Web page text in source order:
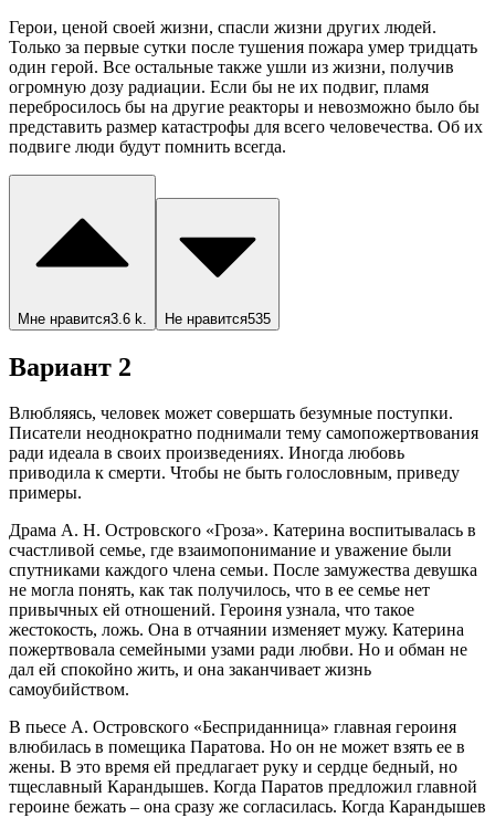
Герои, ценой своей жизни, спасли жизни других людей.
Только за первые сутки после тушения пожара умер тридцать
один герой. Все остальные также ушли из жизни, получив
огромную дозу радиации. Если бы не их подвиг, пламя
перебросилось бы на другие реакторы и невозможно было бы
представить размер катастрофы для всего человечества. Об их
подвиге люди будут помнить всегда.
Мне нравится3.6 k. Не нравится535
Вариант 2
Влюбляясь, человек может совершать безумные поступки.
Писатели неоднократно поднимали тему самопожертвования
ради идеала в своих произведениях. Иногда любовь
приводила к смерти. Чтобы не быть голословным, приведу
примеры.
Драма А. Н. Островского «Гроза». Катерина воспитывалась в
счастливой семье, где взаимопонимание и уважение были
спутниками каждого члена семьи. После замужества девушка
не могла понять, как так получилось, что в ее семье нет
привычных ей отношений. Героиня узнала, что такое
жестокость, ложь. Она в отчаянии изменяет мужу. Катерина
пожертвовала семейными узами ради любви. Но и обман не
дал ей спокойно жить, и она заканчивает жизнь
самоубийством.
В пьесе А. Островского «Бесприданница» главная героиня
влюбилась в помещика Паратова. Но он не может взять ее в
жены. В это время ей предлагает руку и сердце бедный, но
тщеславный Карандышев. Когда Паратов предложил главной
героине бежать – она сразу же согласилась. Когда Карандышев